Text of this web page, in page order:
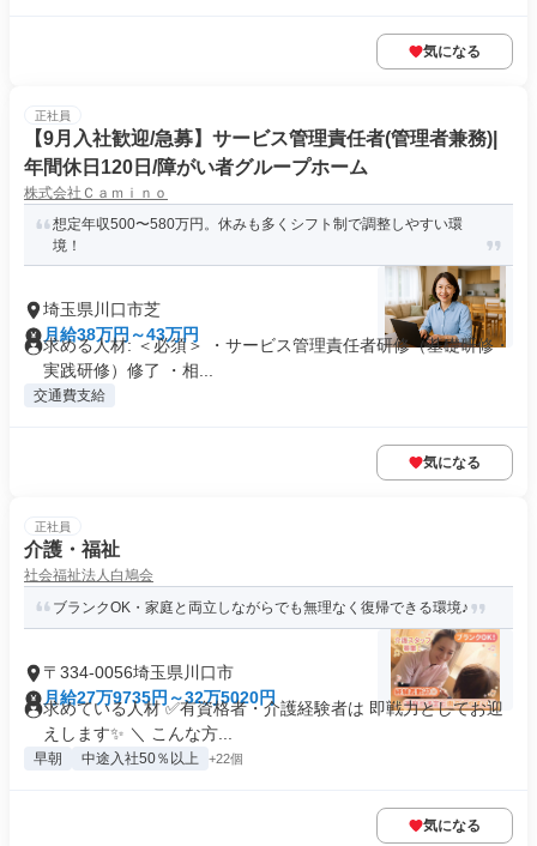
気になる
正社員
【9月入社歓迎/急募】サービス管理責任者(管理者兼務)|
年間休日120日/障がい者グループホーム
株式会社Ｃａｍｉｎｏ
想定年収500〜580万円。休みも多くシフト制で調整しやすい環
境！
埼玉県川口市芝
月給38万円～43万円
求める人材: ＜必須＞ ・サービス管理責任者研修（基礎研修・
実践研修）修了 ・相...
交通費支給
気になる
正社員
介護・福祉
社会福祉法人白鳩会
ブランクOK・家庭と両立しながらでも無理なく復帰できる環境♪
〒334-0056埼玉県川口市
月給27万9735円～32万5020円
求めている人材 ✅有資格者・介護経験者は 即戦力としてお迎
えします✨ ＼ こんな方...
早朝 中途入社50％以上 +22個
気になる